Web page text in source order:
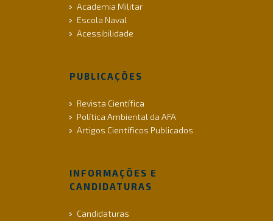
Academia Militar
Escola Naval
Acessibilidade
PUBLICAÇÕES
Revista Científica
Política Ambiental da AFA
Artigos Científicos Publicados
INFORMAÇÕES E
CANDIDATURAS
Candidaturas